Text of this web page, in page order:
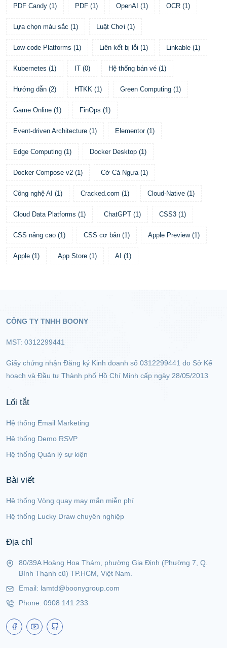
PDF Candy (1) PDF (1) OpenAI (1) OCR (1)
Lựa chọn màu sắc (1) Luật Chơi (1)
Low-code Platforms (1) Liên kết bị lỗi (1) Linkable (1)
Kubernetes (1) IT (0) Hệ thống bán vé (1)
Hướng dẫn (2) HTKK (1) Green Computing (1)
Game Online (1) FinOps (1)
Event-driven Architecture (1) Elementor (1)
Edge Computing (1) Docker Desktop (1)
Docker Compose v2 (1) Cờ Cá Ngựa (1)
Công nghệ AI (1) Cracked.com (1) Cloud-Native (1)
Cloud Data Platforms (1) ChatGPT (1) CSS3 (1)
CSS nâng cao (1) CSS cơ bản (1) Apple Preview (1)
Apple (1) App Store (1) AI (1)
CÔNG TY TNHH BOONY
MST: 0312299441
Giấy chứng nhận Đăng ký Kinh doanh số 0312299441 do Sở Kế
hoạch và Đầu tư Thành phố Hồ Chí Minh cấp ngày 28/05/2013
Lối tắt
Hệ thống Email Marketing
Hệ thống Demo RSVP
Hệ thống Quản lý sự kiện
Bài viết
Hệ thống Vòng quay may mắn miễn phí
Hệ thống Lucky Draw chuyên nghiệp
Địa chỉ
80/39A Hoàng Hoa Thám, phường Gia Định (Phường 7, Q.
Bình Thạnh cũ) TP.HCM, Việt Nam.
Email: lamtd@boonygroup.com
Phone: 0908 141 233